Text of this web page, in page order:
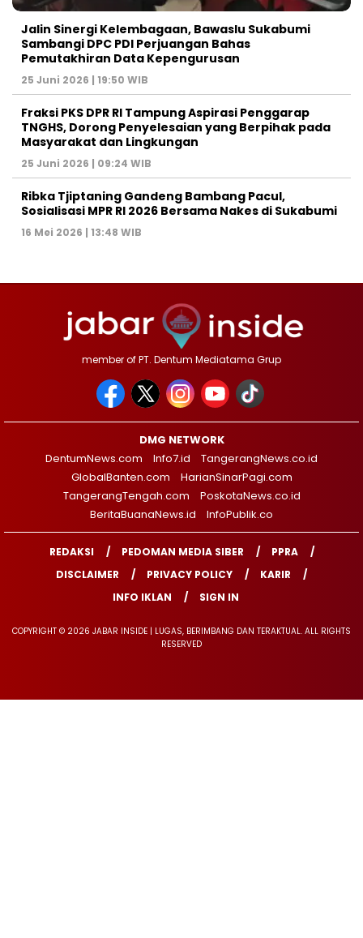
Jalin Sinergi Kelembagaan, Bawaslu Sukabumi
Sambangi DPC PDI Perjuangan Bahas
Pemutakhiran Data Kepengurusan
25 Juni 2026 | 19:50 WIB
‎Fraksi PKS DPR RI Tampung Aspirasi Penggarap
TNGHS, Dorong Penyelesaian yang Berpihak pada
Masyarakat dan Lingkungan‎
25 Juni 2026 | 09:24 WIB
Ribka Tjiptaning Gandeng Bambang Pacul,
Sosialisasi MPR RI 2026 Bersama Nakes di Sukabumi
16 Mei 2026 | 13:48 WIB
member of PT. Dentum Mediatama Grup
DMG NETWORK
DentumNews.com
Info7.id
TangerangNews.co.id
GlobalBanten.com
HarianSinarPagi.com
TangerangTengah.com
PoskotaNews.co.id
BeritaBuanaNews.id
InfoPublik.co
REDAKSI PEDOMAN MEDIA SIBER
PPRA
DISCLAIMER
PRIVACY POLICY
KARIR
INFO IKLAN
SIGN IN
COPYRIGHT © 2026 JABAR INSIDE | LUGAS, BERIMBANG DAN TERAKTUAL. ALL RIGHTS
RESERVED